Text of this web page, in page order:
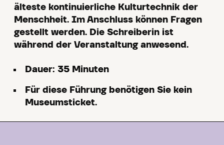
älteste kontinuierliche Kulturtechnik der
Menschheit. Im Anschluss können Fragen
gestellt werden. Die Schreiberin ist
während der Veranstaltung anwesend.
Dauer: 35 Minuten
Für diese Führung benötigen Sie kein
Museumsticket.